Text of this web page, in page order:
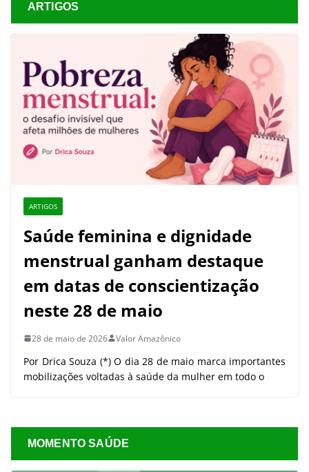
ARTIGOS
ARTIGOS
Saúde feminina e dignidade
menstrual ganham destaque
em datas de conscientização
neste 28 de maio
28 de maio de 2026 Valor Amazônico
Por Drica Souza (*) O dia 28 de maio marca importantes
mobilizações voltadas à saúde da mulher em todo o
MOMENTO SAÚDE